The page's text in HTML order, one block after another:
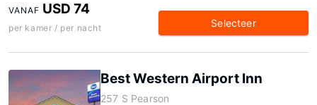
VANAF USD 74
per kamer / per nacht Selecteer
Best Western Airport Inn
257 S Pearson